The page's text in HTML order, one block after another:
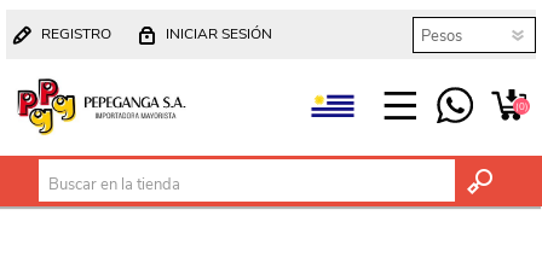
REGISTRO INICIAR SESIÓN
(0)